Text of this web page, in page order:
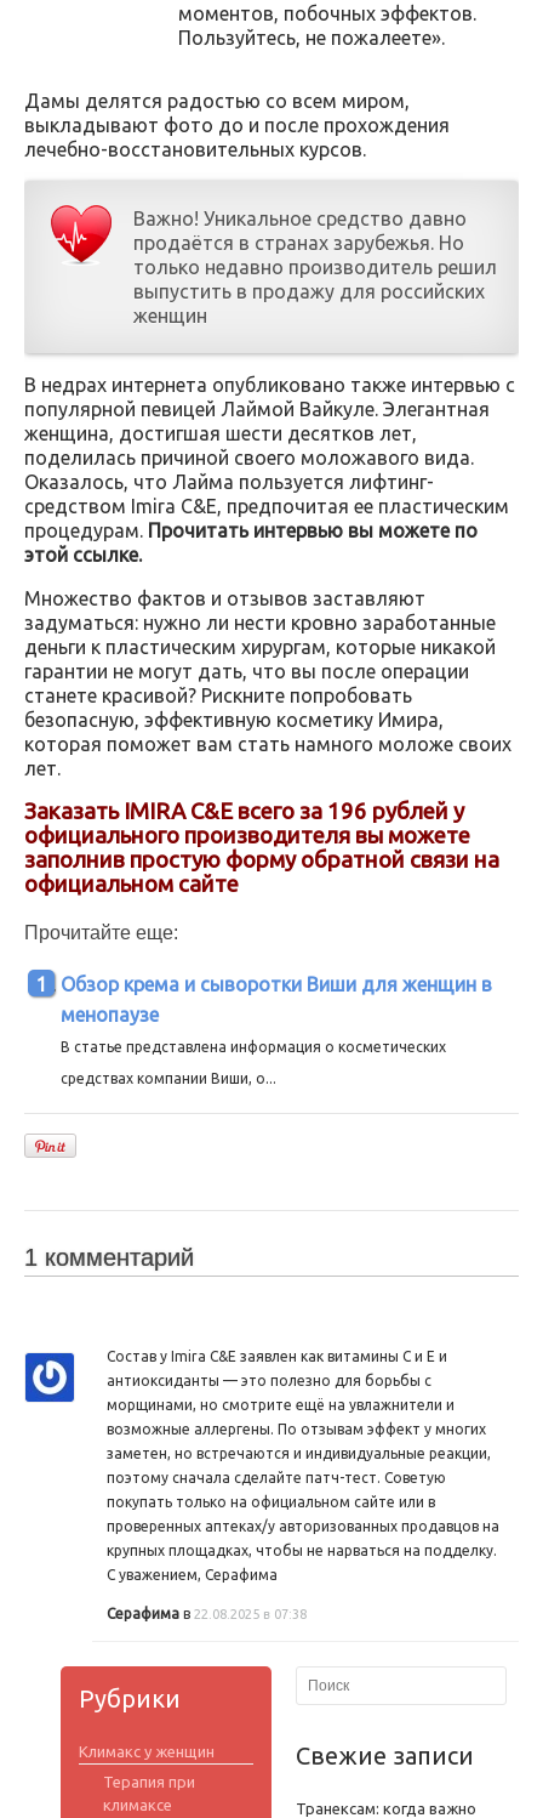
моментов, побочных эффектов.
Пользуйтесь, не пожалеете».
Дамы делятся радостью со всем миром,
выкладывают фото до и после прохождения
лечебно-восстановительных курсов.
Важно! Уникальное средство давно
продаётся в странах зарубежья. Но
только недавно производитель решил
выпустить в продажу для российских
женщин
В недрах интернета опубликовано также интервью с
популярной певицей Лаймой Вайкуле. Элегантная
женщина, достигшая шести десятков лет,
поделилась причиной своего моложавого вида.
Оказалось, что Лайма пользуется лифтинг-
средством Imira C&E, предпочитая ее пластическим
процедурам. Прочитать интервью вы можете по
этой ссылке.
Множество фактов и отзывов заставляют
задуматься: нужно ли нести кровно заработанные
деньги к пластическим хирургам, которые никакой
гарантии не могут дать, что вы после операции
станете красивой? Рискните попробовать
безопасную, эффективную косметику Имира,
которая поможет вам стать намного моложе своих
лет.
Заказать IMIRA C&E всего за 196 рублей у
официального производителя вы можете
заполнив простую форму обратной связи на
официальном сайте
Прочитайте еще:
Обзор крема и сыворотки Виши для женщин в
менопаузе
В статье представлена информация о косметических
средствах компании Виши, о...
1 комментарий
Состав у Imira C&E заявлен как витамины C и E и
антиоксиданты — это полезно для борьбы с
морщинами, но смотрите ещё на увлажнители и
возможные аллергены. По отзывам эффект у многих
заметен, но встречаются и индивидуальные реакции,
поэтому сначала сделайте патч-тест. Советую
покупать только на официальном сайте или в
проверенных аптеках/у авторизованных продавцов на
крупных площадках, чтобы не нарваться на подделку.
С уважением, Серафима
Серафима в 22.08.2025 в 07:38
Рубрики
Климакс у женщин
Терапия при
климаксе
Свежие записи
Транексам: когда важно